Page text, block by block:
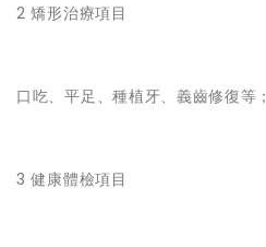
2 矯形治療項目
口吃、平足、種植牙、義齒修復等；
3 健康體檢項目